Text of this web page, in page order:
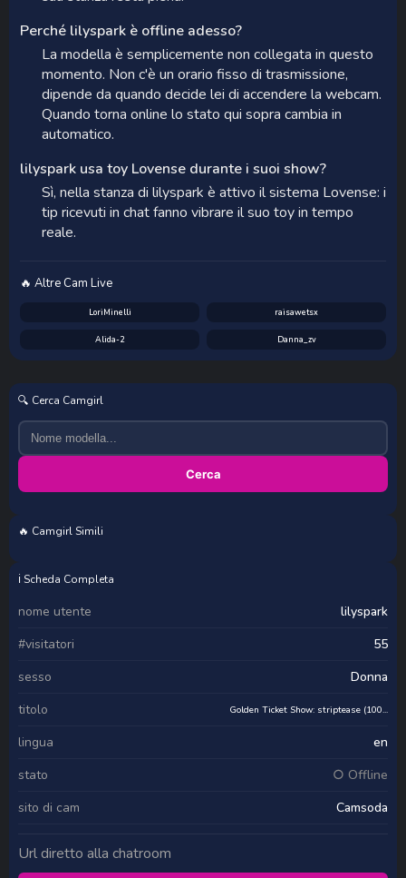
Perché lilyspark è offline adesso?
La modella è semplicemente non collegata in questo
momento. Non c'è un orario fisso di trasmissione,
dipende da quando decide lei di accendere la webcam.
Quando torna online lo stato qui sopra cambia in
automatico.
lilyspark usa toy Lovense durante i suoi show?
Sì, nella stanza di lilyspark è attivo il sistema Lovense: i
tip ricevuti in chat fanno vibrare il suo toy in tempo
reale.
🔥 Altre Cam Live
LoriMinelli raisawetsx
Alida-2 Danna_zv
🔍 Cerca Camgirl
Cerca
🔥 Camgirl Simili
ℹ️ Scheda Completa
nome utente
lilyspark
#visitatori
55
sesso
Donna
titolo
Golden Ticket Show: striptease (100...
lingua
en
stato
○ Offline
sito di cam
Camsoda
Url diretto alla chatroom